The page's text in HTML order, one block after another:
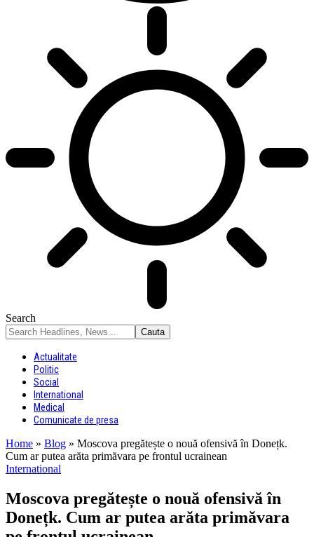
Search
Actualitate
Politic
Social
International
Medical
Comunicate de presa
Home » Blog » Moscova pregătește o nouă ofensivă în Donețk.
Cum ar putea arăta primăvara pe frontul ucrainean
International
Moscova pregătește o nouă ofensivă în
Donețk. Cum ar putea arăta primăvara